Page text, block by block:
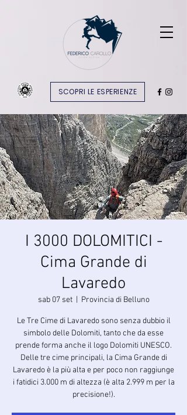
SCOPRI LE ESPERIENZE
I 3000 DOLOMITICI -
Cima Grande di
Lavaredo
sab 07 set
  |
Provincia di Belluno
Le Tre Cime di Lavaredo sono senza dubbio il
simbolo delle Dolomiti, tanto che da esse
prende forma anche il logo Dolomiti UNESCO.
Delle tre cime principali, la Cima Grande di
Lavaredo è la più alta e per poco non raggiunge
i fatidici 3.000 m di altezza (è alta 2.999 m per la
precisione!).